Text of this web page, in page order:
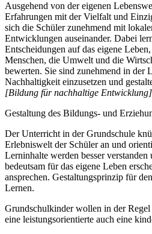
Ausgehend von der eigenen
Erfahrungen mit der Vielfalt und
sich die Schüler zunehmend mit
Entwicklungen auseinander. Dabei
Entscheidungen auf das eigene
Menschen, die Umwelt und die
bewerten. Sie sind zunehmend in der
Nachhaltigkeit einzusetzen und
[Bildung für nachhaltige Entwicklung]
Gestaltung des Bildungs- und
Der Unterricht in der Grundschule
Erlebniswelt der Schüler an und
Lerninhalte werden besser verstanden
bedeutsam für das eigene Leben
ansprechen. Gestaltungsprinzip für
Lernen.
Grundschulkinder wollen in der
eine leistungsorientierte auch eine